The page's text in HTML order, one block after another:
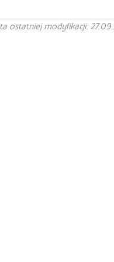
ostatniej modyfikacji: